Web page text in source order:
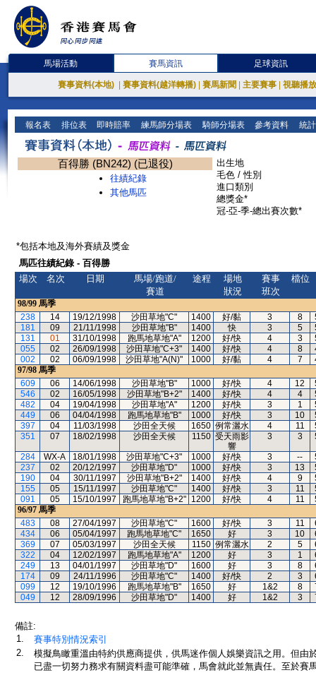
馬場活動 賽馬資訊 足球資訊
賽事資料(本地) 賽事資料(越洋轉播) 賽馬新聞 主要賽事 視聽播
報名表 排位表 即時賠率 練馬師分場表 騎師分場表 參考資料 統
百得勝 (BN242) (已退役)
往績紀錄
其他馬匹
出生地
毛色 / 性別
進口類別
總獎金*
冠-亞-季-總出賽次數*
*包括本地及海外賽績及獎金
馬匹往績紀錄 - 百得勝
場次
名次 日期
馬場/跑道/
賽道
途程
場地
狀況
賽事
班次
檔位
98/99 馬季
238
14 19/12/1998 沙田草地"C" 1400 好/黏 3 8
181
09 21/11/1998 沙田草地"B" 1400 快 3 5
131
01 31/10/1998 跑馬地草地"A" 1200 好/快 4 3
055
02 26/09/1998 沙田草地"C+3" 1400 好/快 4 8
002
02 06/09/1998 沙田草地"A(N)" 1000 好/黏 4 7
97/98 馬季
609
06 14/06/1998 沙田草地"B" 1000 好/快 4 12
546
02 16/05/1998 沙田草地"B+2" 1400 好/快 4 4
482
04 19/04/1998 沙田草地"A" 1200 好/快 3 1
449
06 04/04/1998 跑馬地草地"B" 1000 好/快 3 10
397
04 11/03/1998 沙田全天候 1650 例常灑水 4 11
351
07 18/02/1998 沙田全天候 1150 受天雨影
響
3 3
284 WX-A 18/01/1998 沙田草地"C+3" 1000 好/快 3 --
237
02 20/12/1997 沙田草地"D" 1000 好/快 3 13
190
04 30/11/1997 沙田草地"B+2" 1400 好/快 4 9
155
05 15/11/1997 沙田草地"C" 1400 好/快 3 11
091
05 15/10/1997 跑馬地草地"B+2" 1200 好/快 4 11
96/97 馬季
483
08 27/04/1997 沙田草地"C" 1600 好/快 3 11
434
06 05/04/1997 跑馬地草地"C" 1650 好 3 10
369
07 05/03/1997 沙田全天候 1150 例常灑水 2 5
322
04 12/02/1997 跑馬地草地"A" 1200 好 3 1
249
13 04/01/1997 沙田草地"D" 1600 好 3 8
174
09 24/11/1996 沙田草地"C" 1400 好/快 2 3
099
12 19/10/1996 跑馬地草地"B" 1650 好 1&2 8
049
12 28/09/1996 沙田草地"D" 1400 好 1&2 3
備註:
1.
賽事特別情況索引
2.
模擬鳥瞰重溫由特約供應商提供，供馬迷作個人娛樂資訊之用。但
已盡一切努力務求有關資料盡可能準確，馬會就此並無責任。至於賽